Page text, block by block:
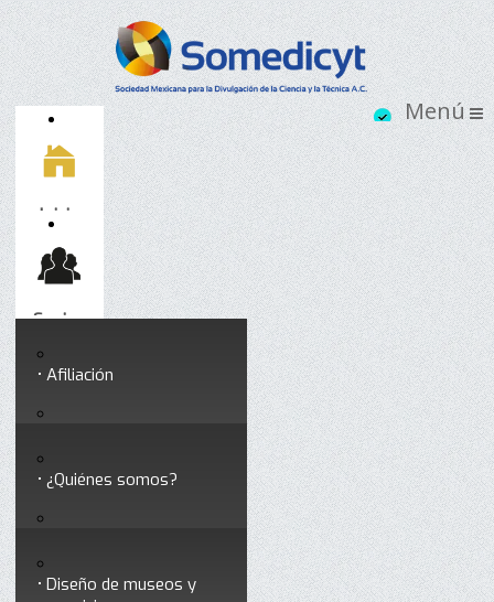
Inicio
Socios
Afiliación
Testimonios
Somedicyt
¿Quiénes somos?
Servicios
Diseño de museos y